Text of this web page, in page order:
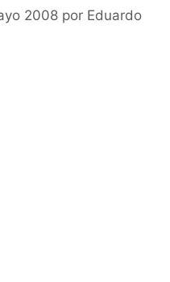
2008 por Eduardo